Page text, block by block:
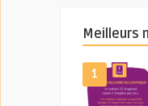
Meilleurs
1